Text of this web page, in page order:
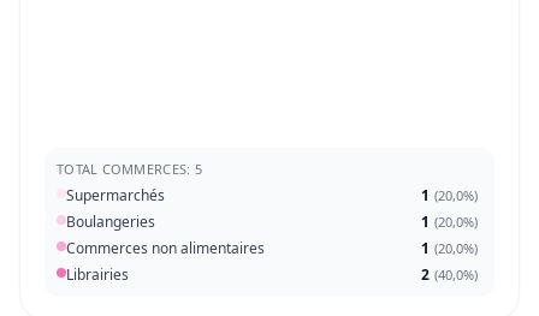
TOTAL COMMERCES: 5
Supermarchés 1 (20,0%)
Boulangeries 1 (20,0%)
Commerces non alimentaires 1 (20,0%)
Librairies 2 (40,0%)